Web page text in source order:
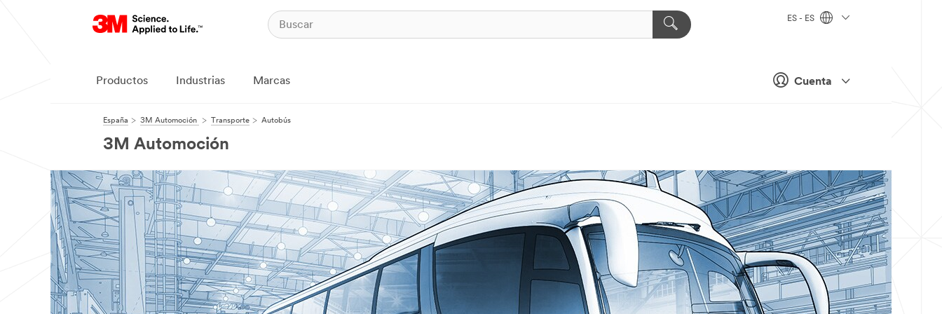
Cuenta
ES - ES
Productos Industrias Marcas
España 3M Automoción Transporte Autobús
3M Automoción